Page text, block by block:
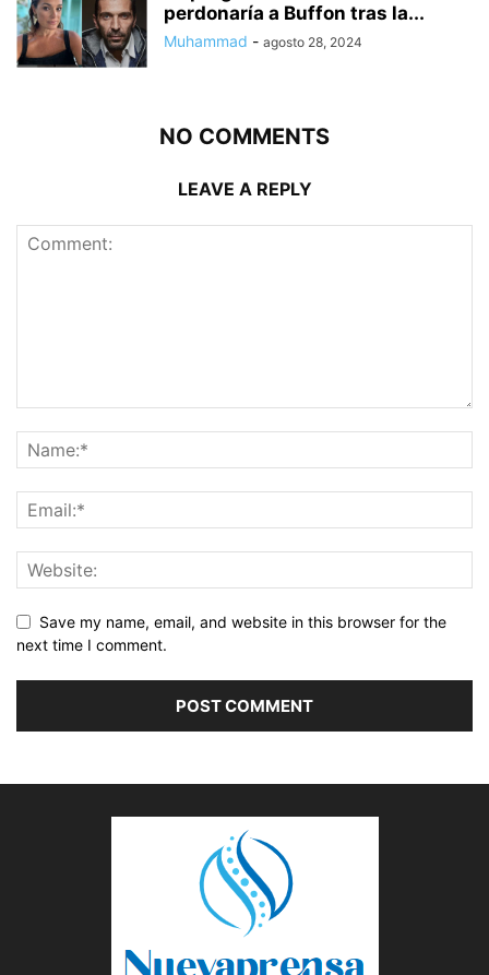
perdonaría a Buffon tras la...
Muhammad - agosto 28, 2024
NO COMMENTS
LEAVE A REPLY
Save my name, email, and website in this browser for the
next time I comment.